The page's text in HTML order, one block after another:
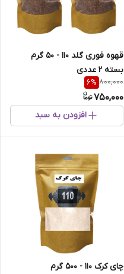
قهوه فوری گلد 110 - 50 گرم
بسته 2 عددی
800,000
6%
750,000
افزودن به سبد
چای کرک 110 - 500 گرم